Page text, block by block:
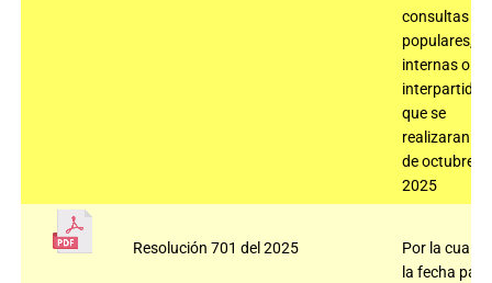
consultas
populares,
internas o
que se
realizaran el
de octubre
2025
Resolución 701 del 2025
Por la cual
la fecha